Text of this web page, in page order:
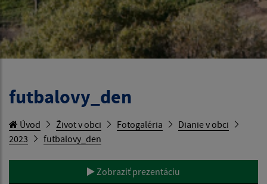
futbalovy_den
Úvod Život v obci Fotogaléria
Dianie v obci
2023
futbalovy_den
Zobraziť prezentáciu